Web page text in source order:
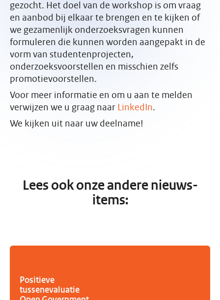
gezocht. Het doel van de workshop is om vraag
en aanbod bij elkaar te brengen en te kijken of
we gezamenlijk onderzoeksvragen kunnen
formuleren die kunnen worden aangepakt in de
vorm van studentenprojecten,
onderzoeksvoorstellen en misschien zelfs
promotievoorstellen.
Voor meer informatie en om u aan te melden
verwijzen we u graag naar
LinkedIn.
We kijken uit naar uw deelname!
Lees ook onze andere nieuws-
items:
Positieve
tussenevaluatie